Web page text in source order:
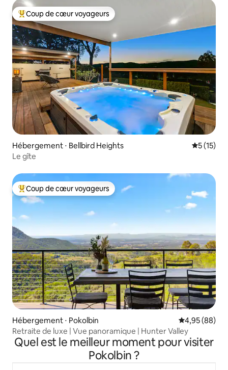
Coups de cœur voyageurs les plus appréciés
Coup de cœur voyageurs
Hébergement ⋅ Bellbird Heights
5 (15)
Le gîte
Coups de cœur voyageurs les plus appréciés
Coup de cœur voyageurs
Hébergement ⋅ Pokolbin Évaluation
4,95 (88)
Retraite de luxe | Vue panoramique | Hunter Valley
Quel est le meilleur moment pour visiter
Pokolbin ?